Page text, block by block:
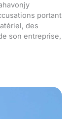
portant
des
son entreprise,